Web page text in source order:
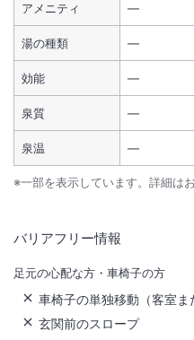
アメニティ ―
湯の種類 ―
効能 ―
泉質 ―
泉温 ―
※一部を表示しています。詳細は
バリアフリー情報
足元の心配な方・車椅子の方
車椅子の単独移動（客室ま
玄関前のスロープ